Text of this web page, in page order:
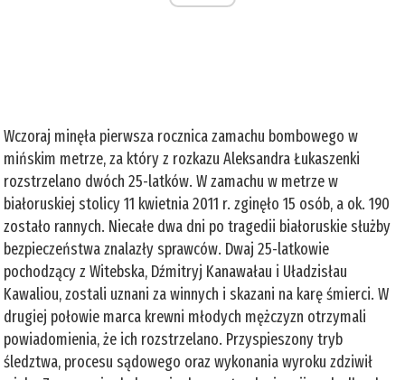
Wczoraj minęła pierwsza rocznica zamachu bombowego w
mińskim metrze, za który z rozkazu Aleksandra Łukaszenki
rozstrzelano dwóch 25-latków. W zamachu w metrze w
białoruskiej stolicy 11 kwietnia 2011 r. zginęło 15 osób, a ok. 190
zostało rannych. Niecałe dwa dni po tragedii białoruskie służby
bezpieczeństwa znalazły sprawców. Dwaj 25-latkowie
pochodzący z Witebska, Dźmitryj Kanawałau i Uładzisłau
Kawaliou, zostali uznani za winnych i skazani na karę śmierci. W
drugiej połowie marca krewni młodych mężczyzn otrzymali
powiadomienia, że ich rozstrzelano. Przyspieszony tryb
śledztwa, procesu sądowego oraz wykonania wyroku zdziwił